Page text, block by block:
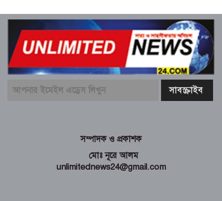
সম্পাদক ও প্রকাশক
মোঃ নূরে আলম
unlimitednews24@gmail.com